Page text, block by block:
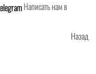
Написать нам в
Назад